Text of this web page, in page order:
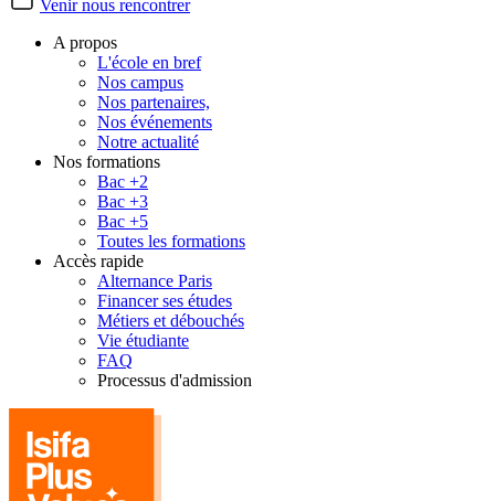
Venir nous rencontrer
A propos
L'école en bref
Nos campus
Nos partenaires,
Nos événements
Notre actualité
Nos formations
Bac +2
Bac +3
Bac +5
Toutes les formations
Accès rapide
Alternance Paris
Financer ses études
Métiers et débouchés
Vie étudiante
FAQ
Processus d'admission